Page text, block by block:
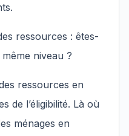
ressources : êtes-
niveau ?
ressources en
de l’éligibilité. Là où
ménages en